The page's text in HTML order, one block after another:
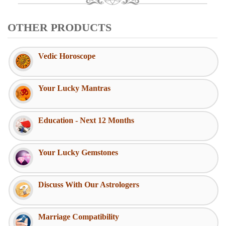
OTHER PRODUCTS
Vedic Horoscope
Your Lucky Mantras
Education - Next 12 Months
Your Lucky Gemstones
Discuss With Our Astrologers
Marriage Compatibility